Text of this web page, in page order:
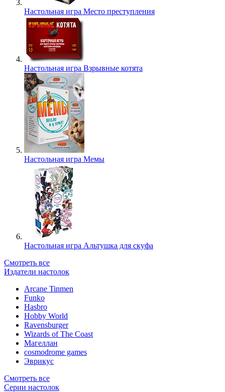
Настольная игра Место преступления
Настольная игра Взрывные котята
Настольная игра Мемы
Настольная игра Альтушка для скуфа
Смотреть все
Издатели настолок
Arcane Tinmen
Funko
Hasbro
Hobby World
Ravensburger
Wizards of The Coast
Магеллан
сosmodrome games
Эврикус
Смотреть все
Серии настолок